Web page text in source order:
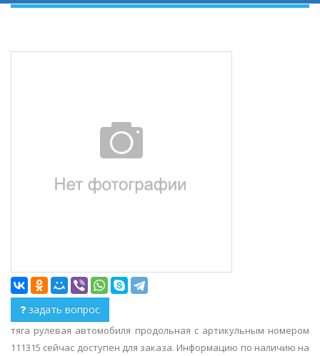
задать вопрос
тяга рулевая автомобиля продольная с артикульным номером
111315 сейчас доступен для заказа. Информацию по наличию на